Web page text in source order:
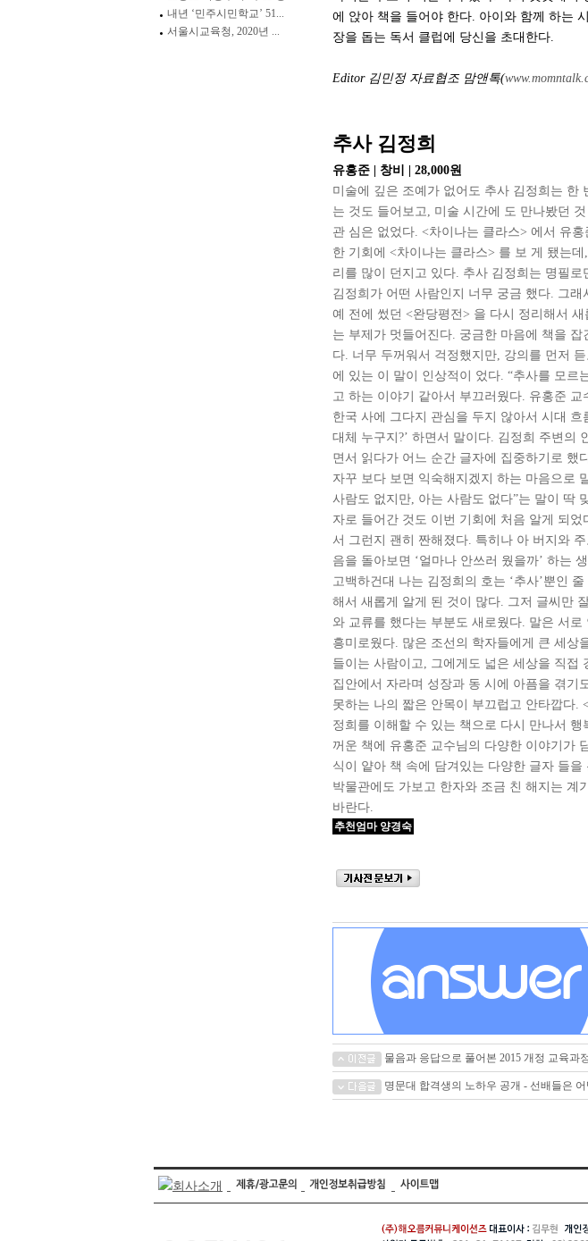
내년 ‘민주시민학교’ 51...
서울시교육청, 2020년 ...
에 앉아 책을 들어야 한다. 아이와 함께 하는
장을 돕는 독서 클럽에 당신을 초대한다.
Editor 김민정 자료협조 맘앤톡(
추사 김정희
유홍준 | 창비 | 28,000원
미술에 깊은 조예가 없어도 추사 김정희는 한
는 것도 들어보고, 미술 시간에 도 만나봤던
관 심은 없었다. <차이나는 클라스> 에서 유
한 기회에 <차이나는 클라스> 를 보 게 됐는
리를 많이 던지고 있다. 추사 김정희는 명필
김정희가 어떤 사람인지 너무 궁금 했다. 그
예 전에 썼던 <완당평전> 을 다시 정리해서
는 부제가 멋들어진다. 궁금한 마음에 책을 잡
다. 너무 두꺼워서 걱정했지만, 강의를 먼저
에 있는 이 말이 인상적이 었다. “추사를 모르
고 하는 이야기 같아서 부끄러웠다. 유홍준
한국 사에 그다지 관심을 두지 않아서 시대
대체 누구지?’ 하면서 말이다. 김정희 주변의
면서 읽다가 어느 순간 글자에 집중하기로 했
자꾸 보다 보면 익숙해지겠지 하는 마음으로
사람도 없지만, 아는 사람도 없다”는 말이 딱
자로 들어간 것도 이번 기회에 처음 알게 되
서 그런지 괜히 짠해졌다. 특히나 아 버지와
음을 돌아보면 ‘얼마나 안쓰러 웠을까’ 하는
고백하건대 나는 김정희의 호는 ‘추사’뿐인
해서 새롭게 알게 된 것이 많다. 그저 글씨만
와 교류를 했다는 부분도 새로웠다. 말은 서
흥미로웠다. 많은 조선의 학자들에게 큰 세상
들이는 사람이고, 그에게도 넓은 세상을 직접
집안에서 자라며 성장과 동 시에 아픔을 겪기
못하는 나의 짧은 안목이 부끄럽고 안타깝다.
정희를 이해할 수 있는 책으로 다시 만나서
꺼운 책에 유홍준 교수님의 다양한 이야기가
식이 얕아 책 속에 담겨있는 다양한 글자 들
박물관에도 가보고 한자와 조금 친 해지는 계
바란다.
추천엄마 양경숙
물음과 응답으로 풀어본 2015 개정 교육과
명문대 합격생의 노하우 공개 - 선배들은